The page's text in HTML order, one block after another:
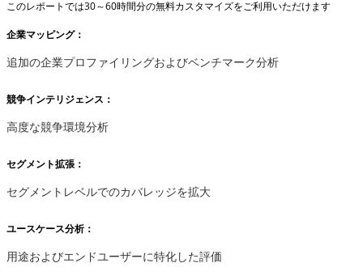
このレポートでは30～60時間分の無料カスタマイズをご利用いただけます
企業マッピング：
追加の企業プロファイリングおよびベンチマーク分析
競争インテリジェンス：
高度な競争環境分析
セグメント拡張：
セグメントレベルでのカバレッジを拡大
ユースケース分析：
用途およびエンドユーザーに特化した評価